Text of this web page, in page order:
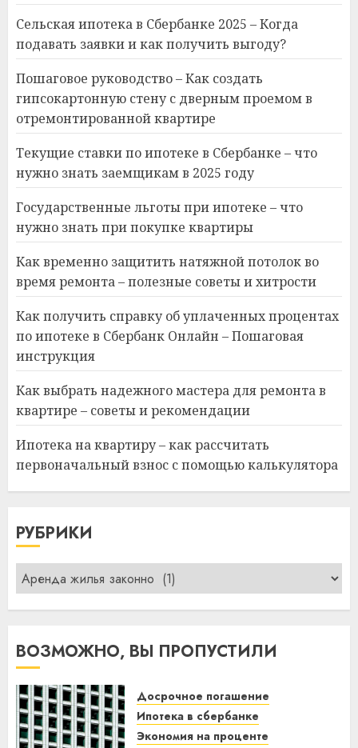
Сельская ипотека в Сбербанке 2025 – Когда
подавать заявки и как получить выгоду?
Пошаговое руководство – Как создать
гипсокартонную стену с дверным проемом в
отремонтированной квартире
Текущие ставки по ипотеке в Сбербанке – что
нужно знать заемщикам в 2025 году
Государственные льготы при ипотеке – что
нужно знать при покупке квартиры
Как временно защитить натяжной потолок во
время ремонта – полезные советы и хитрости
Как получить справку об уплаченных процентах
по ипотеке в Сбербанк Онлайн – Пошаговая
инструкция
Как выбрать надежного мастера для ремонта в
квартире – советы и рекомендации
Ипотека на квартиру – как рассчитать
первоначальный взнос с помощью калькулятора
РУБРИКИ
Рубрики
ВОЗМОЖНО, ВЫ ПРОПУСТИЛИ
Досрочное погашение
Ипотека в сбербанке
Экономия на проценте